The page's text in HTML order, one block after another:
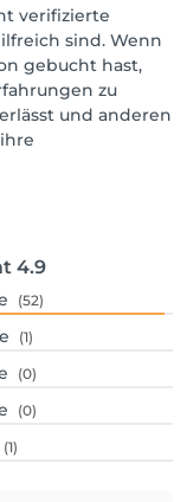
verifizierte
sind. Wenn
gebucht hast,
zu
und anderen
4.9
(52)
(1)
(0)
(0)
(1)